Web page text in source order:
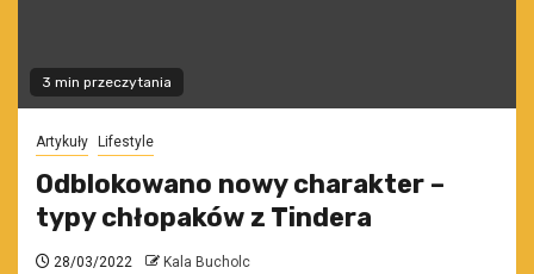
3 min przeczytania
Artykuły Lifestyle
Odblokowano nowy charakter –
typy chłopaków z Tindera
28/03/2022 Kala Bucholc